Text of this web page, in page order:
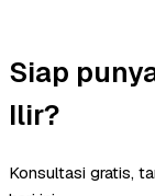
Siap
Ilir?
Konsultasi gratis,